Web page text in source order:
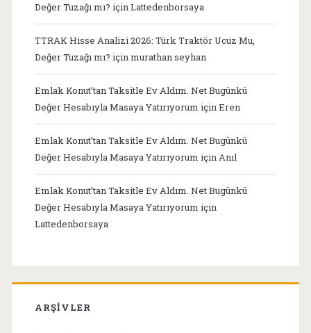
Değer Tuzağı mı? içinLattedenborsaya
TTRAK Hisse Analizi 2026: Türk Traktör Ucuz Mu,
Değer Tuzağı mı? içinmurathan seyhan
Emlak Konut’tan Taksitle Ev Aldım. Net Bugünkü
Değer Hesabıyla Masaya Yatırıyorum içinEren
Emlak Konut’tan Taksitle Ev Aldım. Net Bugünkü
Değer Hesabıyla Masaya Yatırıyorum içinAnıl
Emlak Konut’tan Taksitle Ev Aldım. Net Bugünkü
Değer Hesabıyla Masaya Yatırıyorum için
Lattedenborsaya
ARŞIVLER